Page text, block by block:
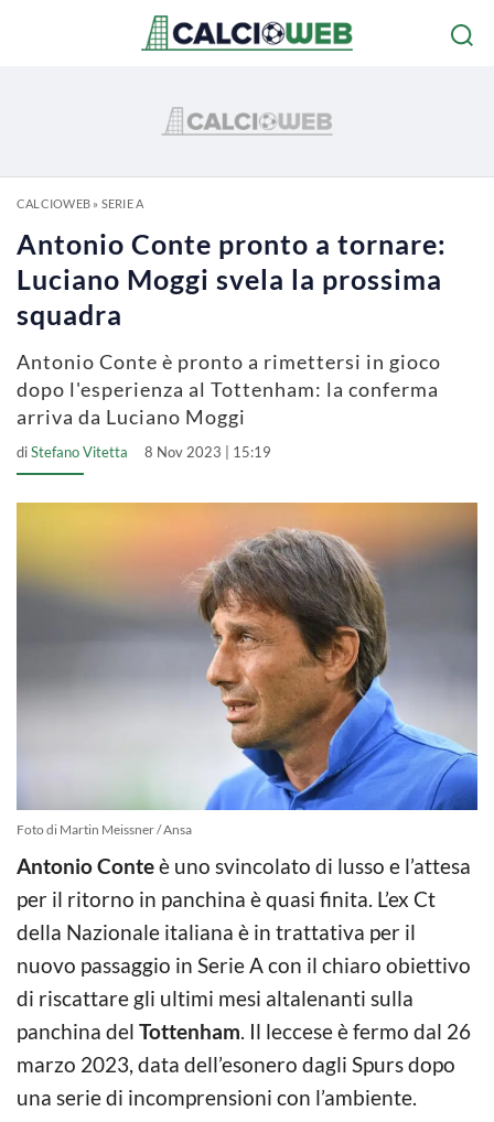
CALCIOWEB» SERIE A
Antonio Conte pronto a tornare:
Luciano Moggi svela la prossima
squadra
Antonio Conte è pronto a rimettersi in gioco
dopo l'esperienza al Tottenham: la conferma
arriva da Luciano Moggi
diStefano Vitetta 8 Nov 2023 | 15:19
Foto di Martin Meissner / Ansa
Antonio Conteè uno svincolato di lusso e l’attesa
per il ritorno in panchina è quasi finita. L’ex Ct
della Nazionale italiana è in trattativa per il
nuovo passaggio in Serie A con il chiaro obiettivo
di riscattare gli ultimi mesi altalenanti sulla
panchina del Tottenham. Il leccese è fermo dal 26
marzo 2023, data dell’esonero dagli Spurs dopo
una serie di incomprensioni con l’ambiente.